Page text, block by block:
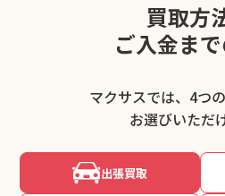
買取方
ご入金ま
マクサスでは、4つ
お選びいただ
出張買取